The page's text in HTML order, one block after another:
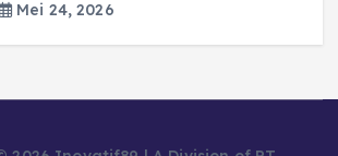
Mei 24, 2026